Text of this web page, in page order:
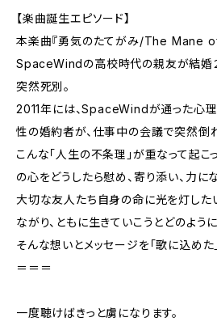
【楽曲誕生エピソード】
本楽曲『勇気のたてがみ/The Mane
SpaceWindの高校時代の親友が結婚
突然死別。
2011年には、SpaceWindが通った心
性の婚約者が、仕事中の会議で突然倒
こんな「人生の不条理」が重なって起こ
の心をどうしたら慰め、寄り添い、力に
大切な友人たち自身の命に光を灯した
ながり、ともに生きていこうとどのよう
そんな想いとメッセージを「歌に込めた
＝＝＝
一度聴けばきっと虜になります。